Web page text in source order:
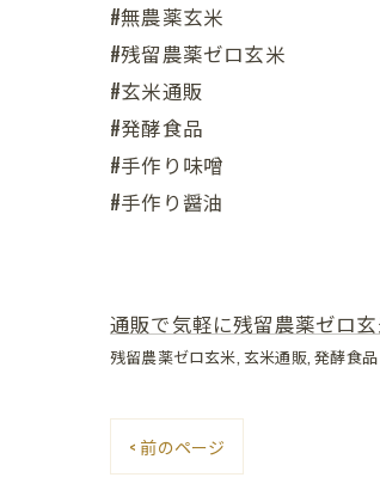
#無農薬玄米
#残留農薬ゼロ玄米
#玄米通販
#発酵食品
#手作り味噌
#手作り醤油
通販で気軽に残留農薬ゼロ
残留農薬ゼロ玄米 玄米通販 発酵食品
< 前のページ